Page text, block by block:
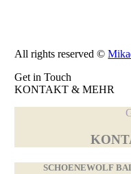
All rights reserved ©
Get in Touch
KONTAKT & MEHR
SCHOENEWOLF